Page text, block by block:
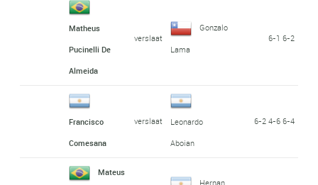
Matheus
Pucinelli De
Almeida
verslaat
Gonzalo
Lama
6-1 6-2
Francisco
Comesana
verslaat
Leonardo
Aboian
6-2 4-6 6-4
Mateus
Hernan